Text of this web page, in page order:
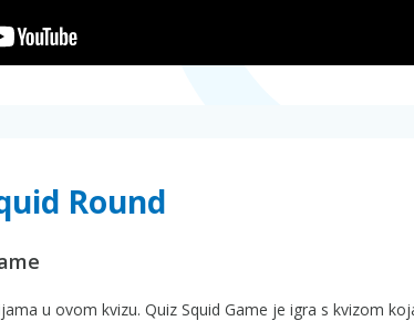
Round
u ovom kvizu. Quiz Squid Game je igra s kvizom